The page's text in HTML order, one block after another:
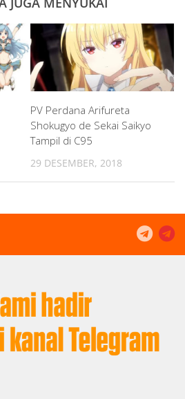
PV Perdana Arifureta
Shokugyo de Sekai Saikyo
Tampil di C95
29 DESEMBER, 2018